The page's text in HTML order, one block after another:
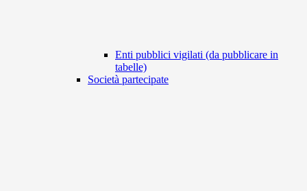
Enti pubblici vigilati (da pubblicare in
tabelle)
Società partecipate